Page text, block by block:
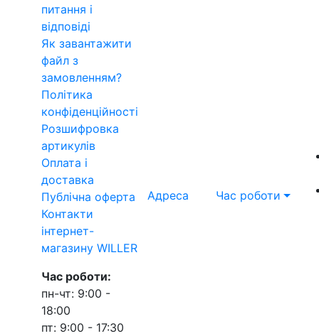
питання і
відповіді
Як завантажити
файл з
замовленням?
Політика
конфіденційності
Розшифровка
артикулів
Оплата і
доставка
Публічна оферта
Контакти
інтернет-
магазину WILLER
Час роботи:
пн-чт: 9:00 -
18:00
пт: 9:00 - 17:30
Адреса Час роботи